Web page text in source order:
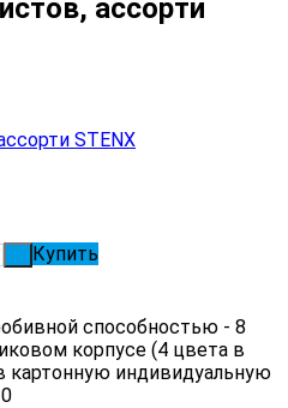
ассорти
Купить
способностью - 8
корпусе (4 цвета в
картонную индивидуальную